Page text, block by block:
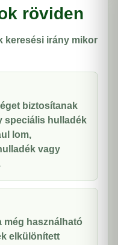
röviden
keresési irány mikor
biztosítanak
speciális hulladék
lom,
vagy
még használható
elkülönített